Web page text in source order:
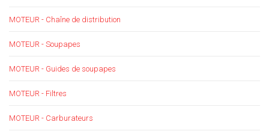
MOTEUR - Chaîne de distribution
MOTEUR - Soupapes
MOTEUR - Guides de soupapes
MOTEUR - Filtres
MOTEUR - Carburateurs